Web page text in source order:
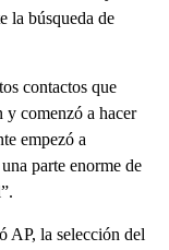
la búsqueda de
contactos que
y comenzó a hacer
empezó a
parte enorme de
AP, la selección del